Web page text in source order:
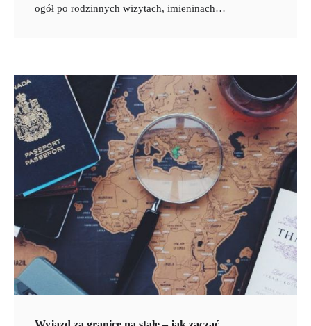
ogół po rodzinnych wizytach, imieninach…